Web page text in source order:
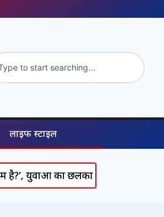
लाइफ स्टाइल
युवाओं का छलका दर्द और सरकार से